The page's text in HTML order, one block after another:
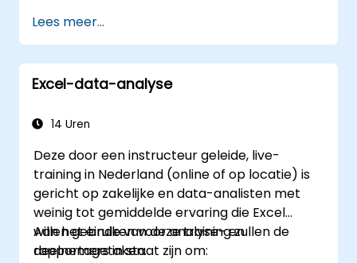
Lees meer...
Excel-data-analyse
14 Uren
Deze door een instructeur geleide, live-
training in Nederland (online of op locatie) is
gericht op zakelijke en data-analisten met
weinig tot gemiddelde ervaring die Excel
willen gebruiken voor analyse- en
rapportagetaken.
Aan het einde van deze training zullen de
deelnemers in staat zijn om: